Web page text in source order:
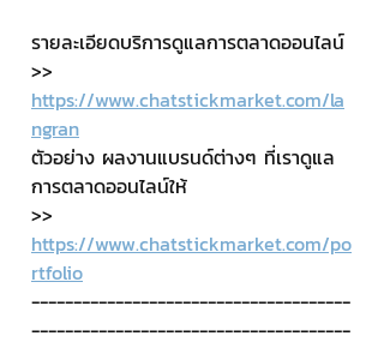
รายละเอียดบริการดูแลการตลาดออนไลน์
>>
https://www.chatstickmarket.com/la
ngran
ตัวอย่าง ผลงานแบรนด์ต่างๆ ที่เราดูแล
การตลาดออนไลน์ให้
>>
https://www.chatstickmarket.com/po
rtfolio
--------------------------------------
--------------------------------------